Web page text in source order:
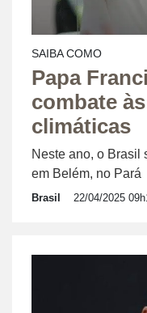
SAIBA COMO
Papa
combate
climáticas
Neste ano, o Brasil
em Belém, no Pará
Brasil 22/04/2025